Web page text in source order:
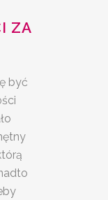
ZA
być